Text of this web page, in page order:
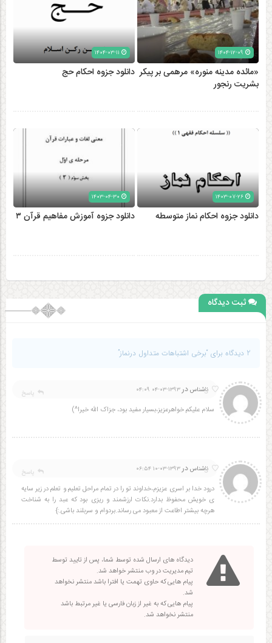
«مائده مدینه منوره» مرهمی بر پیکر
بشریت رنجور
دانلود جزوه احکام حج
۱۴۰۳-۰۷-۲۶
دانلود جزوه احکام نماز متوسطه دانلود جزوه آموزش مفاهیم قرآن ۳
ثبت دیدگاه
2 دیدگاه برای “برخی اشتباهات متداول درنماز”
5
ناشناس در۱۳۹۳-۰۳-۰۴ ۰۴:۰۹
سلام علیکم خواهرعزیز،بسیار مفید بود، جزاک الله خیرا^)
پاسخ
5
ناشناس در۱۳۹۳-۰۳-۱۰ ۰۶:۵۴
درود خدا بر اسری عزیزم،خداوند تو را در تمام مراحل تعلیم و تعلم در زیر سایه
ی خویش محفوظ بدارد.نکات ارزشمند و ریزی بود که عبد را به شناخت
هرچه بیشتر اطاعت از معبود می رساند.بردوام و سربلند باشی.:}
پاسخ
دیدگاه های ارسال شده توسط شما، پس از تایید توسط
تیم مدیریت در وب منتشر خواهد شد.
پیام هایی که حاوی تهمت یا افترا باشد منتشر نخواهد
شد.
پیام هایی که به غیر از زبان فارسی یا غیر مرتبط باشد
منتشر نخواهد شد.